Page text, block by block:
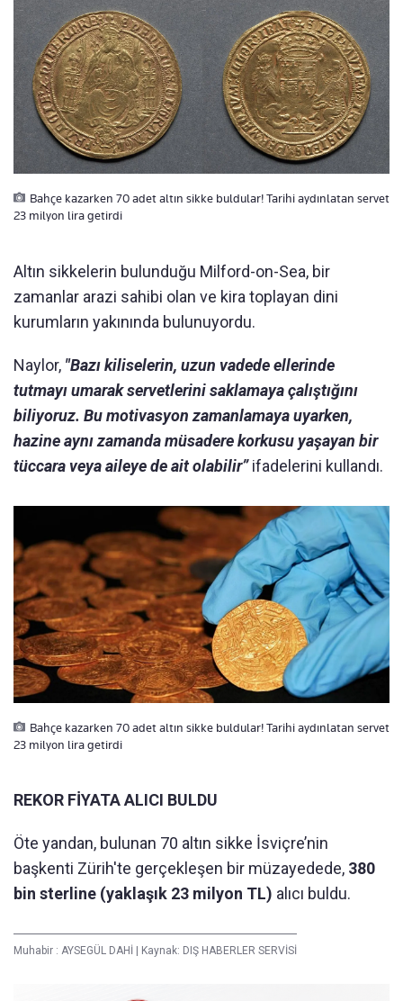
Bahçe kazarken 70 adet altın sikke buldular! Tarihi aydınlatan servet
23 milyon lira getirdi
Altın sikkelerin bulunduğu Milford-on-Sea, bir
zamanlar arazi sahibi olan ve kira toplayan dini
kurumların yakınında bulunuyordu.
Naylor, "Bazı kiliselerin, uzun vadede ellerinde
tutmayı umarak servetlerini saklamaya çalıştığını
biliyoruz. Bu motivasyon zamanlamaya uyarken,
hazine aynı zamanda müsadere korkusu yaşayan bir
tüccara veya aileye de ait olabilir”ifadelerini kullandı.
Bahçe kazarken 70 adet altın sikke buldular! Tarihi aydınlatan servet
23 milyon lira getirdi
REKOR FİYATA ALICI BULDU
Öte yandan, bulunan 70 altın sikke İsviçre’nin
başkenti Zürih'te gerçekleşen bir müzayedede, 380
bin sterline (yaklaşık 23 milyon TL) alıcı buldu.
Muhabir : AYSEGÜL DAHİ Kaynak: DIŞ HABERLER SERVİSİ